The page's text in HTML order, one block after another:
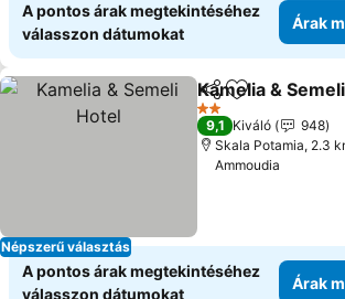
A pontos árak megtekintéséhez
válasszon dátumokat
Árak
Népszerű választás
Megosztás
Hozzáadás
Kamelia &
2 Kategória
9,1 Kiváló
948
Skala Potamia, 2.3
Ammoudia
A pontos árak megtekintéséhez
válasszon dátumokat
Árak